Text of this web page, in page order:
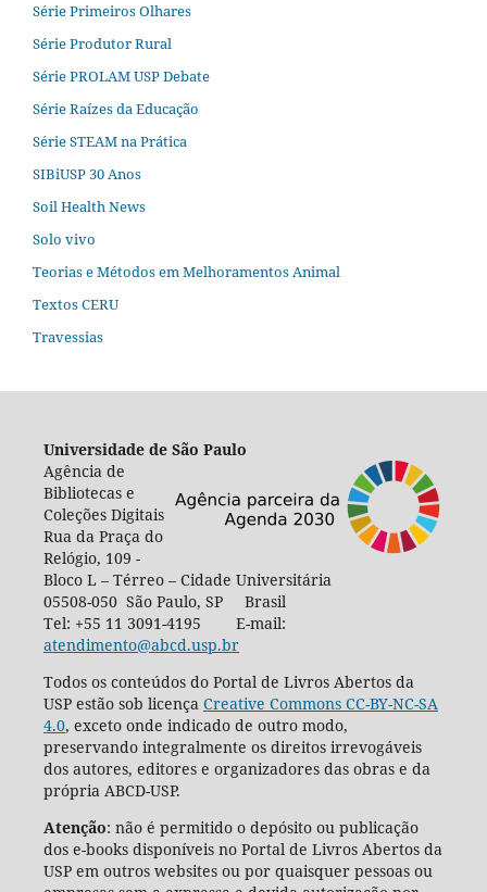
Série Primeiros Olhares
Série Produtor Rural
Série PROLAM USP Debate
Série Raízes da Educação
Série STEAM na Prática
SIBiUSP 30 Anos
Soil Health News
Solo vivo
Teorias e Métodos em Melhoramentos Animal
Textos CERU
Travessias
Universidade de São Paulo
Agência de
Bibliotecas e
Coleções Digitais
Rua da Praça do
Relógio, 109 -
Bloco L – Térreo – Cidade Universitária
05508-050 São Paulo, SP Brasil
Tel: +55 11 3091-4195 E-mail:
atendimento@abcd.usp.br
Todos os conteúdos do Portal de Livros Abertos da
USP estão sob licença Creative Commons CC-BY-NC-SA
4.0, exceto onde indicado de outro modo,
preservando integralmente os direitos irrevogáveis
dos autores, editores e organizadores das obras e da
própria ABCD-USP.
Atenção: não é permitido o depósito ou publicação
dos e-books disponíveis no Portal de Livros Abertos da
USP em outros websites ou por quaisquer pessoas ou